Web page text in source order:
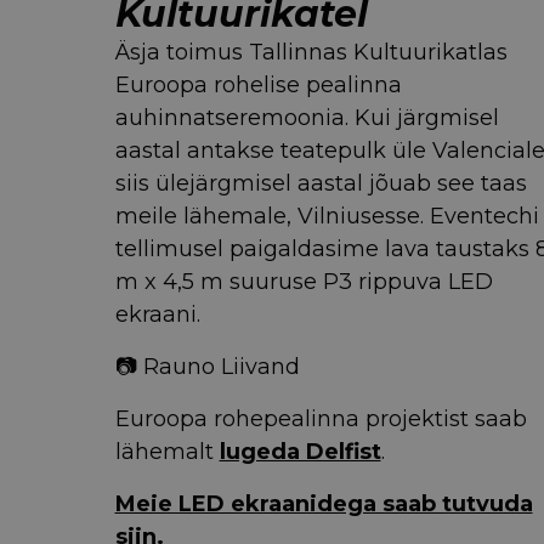
Kultuurikatel
Äsja toimus Tallinnas Kultuurikatlas
Euroopa rohelise pealinna
auhinnatseremoonia. Kui järgmisel
aastal antakse teatepulk üle
siis ülejärgmisel aastal jõuab see taas
meile lähemale, Vilniusesse. Eventechi
tellimusel paigaldasime lava taustaks
m x 4,5 m suuruse P3 rippuva LED
ekraani.
📷 Rauno Liivand
Euroopa rohepealinna projektist saab
lähemalt lugeda Delfist.
Meie LED ekraanidega saab tutvuda
siin.